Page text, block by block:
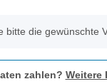
bitte die gewünschte
zahlen? Weitere